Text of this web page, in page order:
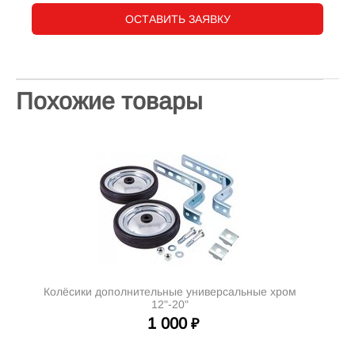
ОСТАВИТЬ ЗАЯВКУ
Похожие товары
Колёсики дополнительные универсальные хром
12"-20"
1 000 ₽